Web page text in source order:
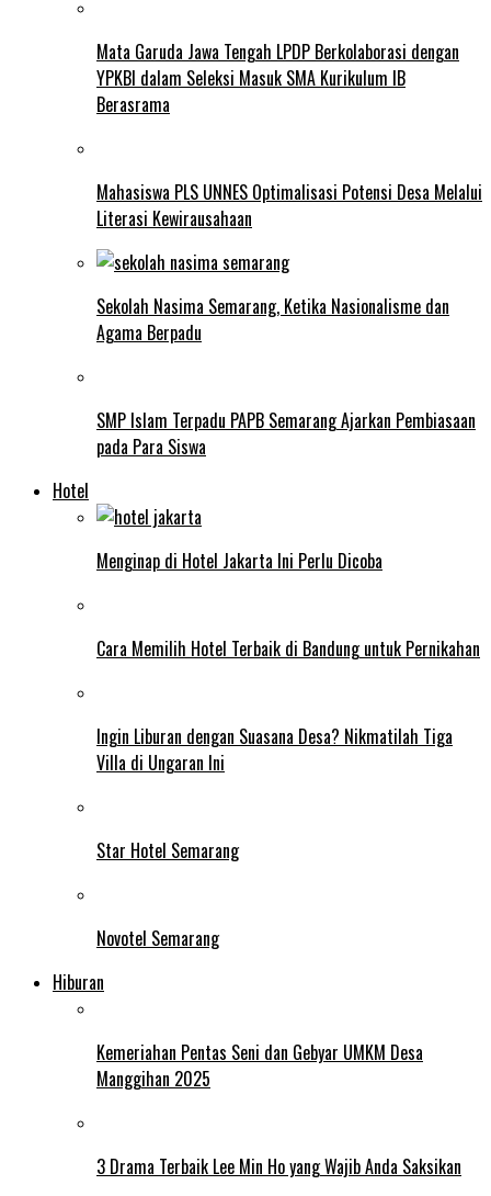
Mata Garuda Jawa Tengah LPDP Berkolaborasi dengan
YPKBI dalam Seleksi Masuk SMA Kurikulum IB
Berasrama
Mahasiswa PLS UNNES Optimalisasi Potensi Desa Melalui
Literasi Kewirausahaan
Sekolah Nasima Semarang, Ketika Nasionalisme dan
Agama Berpadu
SMP Islam Terpadu PAPB Semarang Ajarkan Pembiasaan
pada Para Siswa
Hotel
Menginap di Hotel Jakarta Ini Perlu Dicoba
Cara Memilih Hotel Terbaik di Bandung untuk Pernikahan
Ingin Liburan dengan Suasana Desa? Nikmatilah Tiga
Villa di Ungaran Ini
Star Hotel Semarang
Novotel Semarang
Hiburan
Kemeriahan Pentas Seni dan Gebyar UMKM Desa
Manggihan 2025
3 Drama Terbaik Lee Min Ho yang Wajib Anda Saksikan